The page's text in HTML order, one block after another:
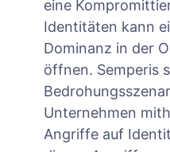
eine
Identitäten kann
Dominanz in der
öffnen. Semperis
Unternehmen
Angriffe auf